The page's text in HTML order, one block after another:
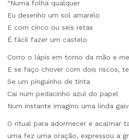
“Numa folha qualquer
Eu desenho um sol amarelo
E com cinco ou seis retas
É fácil fazer um castelo
Corro o lápis em torno da mão e
E se faço chover com dois riscos,
Se um pinguinho de tinta
Cai num pedacinho azul do papel
Num instante imagino uma linda
O ritual para adormecer e acalmar
uma fez uma oração, expressou a